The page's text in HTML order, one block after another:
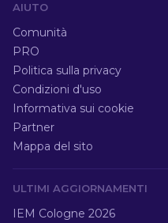
AIUTO
Comunità
PRO
Politica sulla privacy
Condizioni d'uso
Informativa sui cookie
Partner
Mappa del sito
ULTIMI AGGIORNAMENTI
IEM Cologne 2026